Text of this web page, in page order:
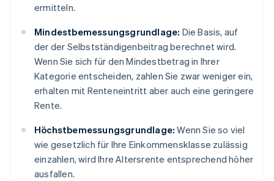
ermitteln.
Mindestbemessungsgrundlage: Die Basis, auf
der der Selbstständigenbeitrag berechnet wird.
Wenn Sie sich für den Mindestbetrag in Ihrer
Kategorie entscheiden, zahlen Sie zwar weniger ein,
erhalten mit Renteneintritt aber auch eine geringere
Rente.
Höchstbemessungsgrundlage: Wenn Sie so viel
wie gesetzlich für Ihre Einkommensklasse zulässig
einzahlen, wird Ihre Altersrente entsprechend höher
ausfallen.